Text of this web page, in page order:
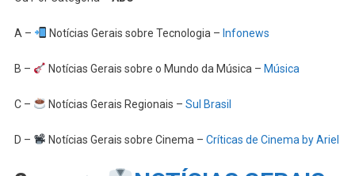
A – Notícias Gerais sobre Tecnologia – Infonews
B – Notícias Gerais sobre o Mundo da Música – Música
C – Notícias Gerais Regionais – Sul Brasil
D – Notícias Gerais sobre Cinema – Críticas de Cinema by Ariel